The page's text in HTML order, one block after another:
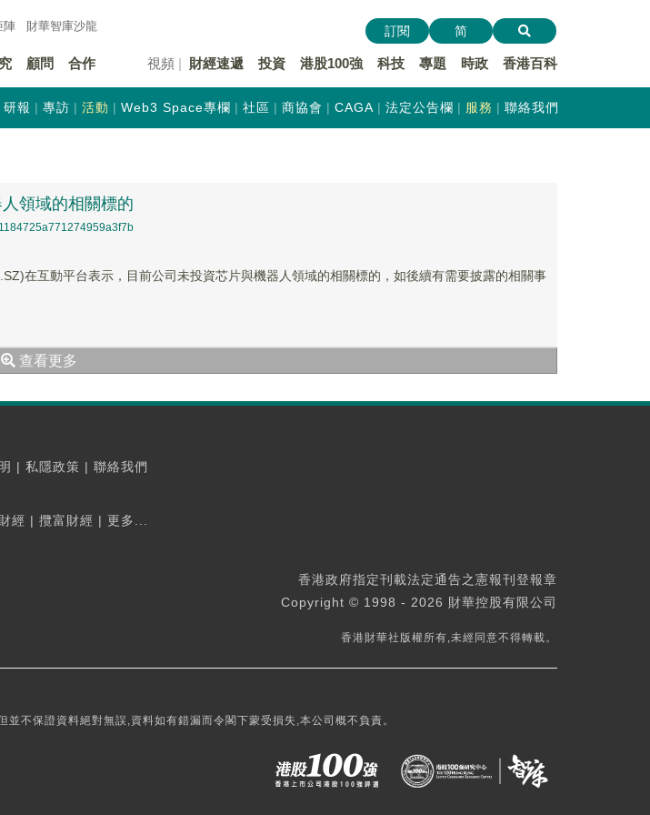
陣 財華智庫沙龍
顧問 合作 視頻 財經速遞 投資 港股100強 科技 專題 時政 香港百科
訂閱 简
研報 專訪 活動 Web3 Space專欄 社區 商協會 CAGA 法定公告欄 服務 聯絡我們
領域的相關標的
在互動平台表示，目前公司未投資芯片與機器人領域的相關標的，如後續有需要披露的相關事
查看更多
| 私隱政策 | 聯絡我們
經 | 攬富財經 | 更多...
香港政府指定刊載法定通告之憲報刊登報章
Copyright © 1998 - 2026 財華控股有限公司
香港財華社版權所有,未經同意不得轉載。
不保證資料絕對無誤,資料如有錯漏而令閣下蒙受損失,本公司概不負責。